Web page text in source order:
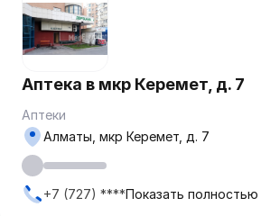
Аптека в мкр Керемет, д. 7
Аптеки
Алматы, мкр Керемет, д. 7
+7 (727) ****Показать полностью